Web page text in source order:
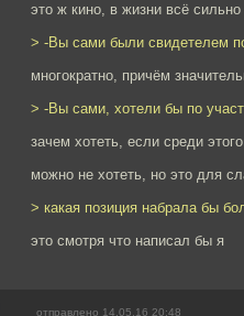
это ж кино, в жизни всё
> -Вы сами были свидетелем
многократно, причём
> -Вы сами, хотели бы по
зачем хотеть, если среди
можно не хотеть, но это для
> какая позиция набрала бы
это смотря что написал бы я
отправлено 14.05.16 20:48